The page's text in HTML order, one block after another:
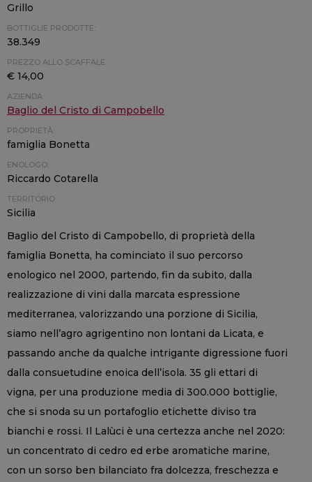
Grillo
BOTTIGLIE PRODOTTE:
38.349
PREZZO ALLO SCAFFALE:
€ 14,00
AZIENDA:
Baglio del Cristo di Campobello
PROPRIETÀ:
famiglia Bonetta
ENOLOGO:
Riccardo Cotarella
TERRITORIO:
Sicilia
Baglio del Cristo di Campobello, di proprietà della
famiglia Bonetta, ha cominciato il suo percorso
enologico nel 2000, partendo, fin da subito, dalla
realizzazione di vini dalla marcata espressione
mediterranea, valorizzando una porzione di Sicilia,
siamo nell’agro agrigentino non lontani da Licata, e
passando anche da qualche intrigante digressione fuori
dalla consuetudine enoica dell’isola. 35 gli ettari di
vigna, per una produzione media di 300.000 bottiglie,
che si snoda su un portafoglio etichette diviso tra
bianchi e rossi. Il Lalùci è una certezza anche nel 2020:
un concentrato di cedro ed erbe aromatiche marine,
con un sorso ben bilanciato fra dolcezza, freschezza e